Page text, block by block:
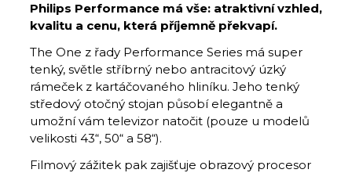
Philips Performance má vše: atraktivní vzhled,
kvalitu a cenu, která příjemně překvapí.
The One z řady Performance Series má super
tenký, světle stříbrný nebo antracitový úzký
rámeček z kartáčovaného hliníku. Jeho tenký
středový otočný stojan působí elegantně a
umožní vám televizor natočit (pouze u modelů
velikosti 43“, 50“ a 58“).
Filmový zážitek pak zajišťuje obrazový procesor